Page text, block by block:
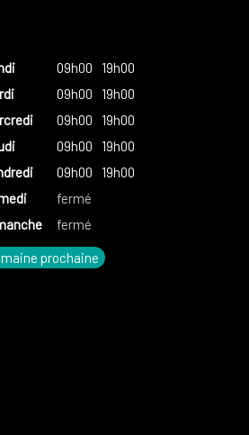
09h00
19h00
09h00
19h00
09h00
19h00
09h00
19h00
09h00
19h00
fermé
fermé
prochaine